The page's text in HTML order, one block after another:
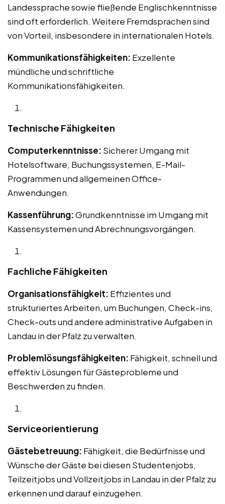
Landessprache sowie fließende Englischkenntnisse
sind oft erforderlich. Weitere Fremdsprachen sind
von Vorteil, insbesondere in internationalen Hotels.
Kommunikationsfähigkeiten: Exzellente
mündliche und schriftliche
Kommunikationsfähigkeiten.
Technische Fähigkeiten
Computerkenntnisse: Sicherer Umgang mit
Hotelsoftware, Buchungssystemen, E-Mail-
Programmen und allgemeinen Office-
Anwendungen.
Kassenführung:Grundkenntnisse im Umgang mit
Kassensystemen und Abrechnungsvorgängen.
Fachliche Fähigkeiten
Organisationsfähigkeit: Effizientes und
strukturiertes Arbeiten, um Buchungen, Check-ins,
Check-outs und andere administrative Aufgaben in
Landau in der Pfalz zu verwalten.
Problemlösungsfähigkeiten: Fähigkeit, schnell und
effektiv Lösungen für Gästeprobleme und
Beschwerden zu finden.
Serviceorientierung
Gästebetreuung: Fähigkeit, die Bedürfnisse und
Wünsche der Gäste bei diesen Studentenjobs,
Teilzeitjobs und Vollzeitjobs in Landau in der Pfalz zu
erkennen und darauf einzugehen.